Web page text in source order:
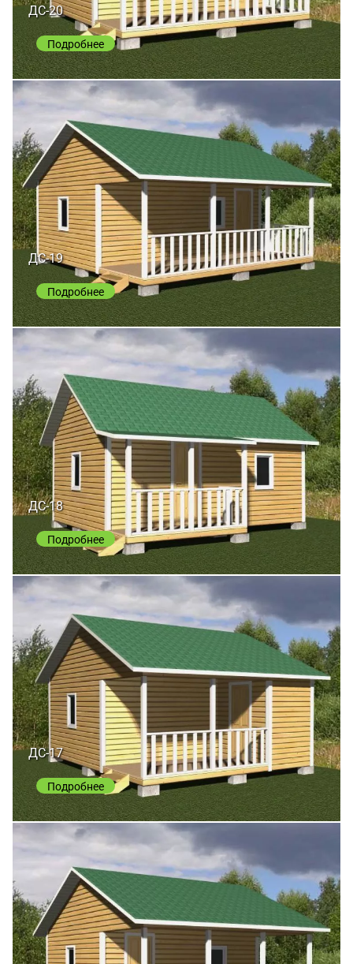
ДС-20
Подробнее
ДС-19
Подробнее
ДС-18
Подробнее
ДС-17
Подробнее